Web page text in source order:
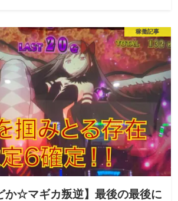
稼働記事
か☆マギカ叛逆】最後の最後に